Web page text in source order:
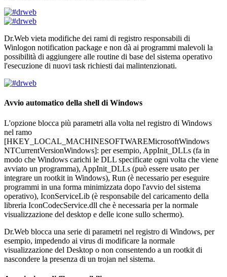
Dr.Web vieta modifiche dei rami di registro responsabili di
Winlogon notification package e non dà ai programmi malevoli la
possibilità di aggiungere alle routine di base del sistema operativo
l'esecuzione di nuovi task richiesti dai malintenzionati.
Avvio automatico della shell di Windows
L'opzione blocca più parametri alla volta nel registro di Windows
nel ramo
[HKEY_LOCAL_MACHINESOFTWAREMicrosoftWindows
NTCurrentVersionWindows]: per esempio, AppInit_DLLs (fa in
modo che Windows carichi le DLL specificate ogni volta che viene
avviato un programma), AppInit_DLLs (può essere usato per
integrare un rootkit in Windows), Run (è necessario per eseguire
programmi in una forma minimizzata dopo l'avvio del sistema
operativo), IconServiceLib (è responsabile del caricamento della
libreria IconCodecService.dll che è necessaria per la normale
visualizzazione del desktop e delle icone sullo schermo).
Dr.Web blocca una serie di parametri nel registro di Windows, per
esempio, impedendo ai virus di modificare la normale
visualizzazione del Desktop o non consentendo a un rootkit di
nascondere la presenza di un trojan nel sistema.